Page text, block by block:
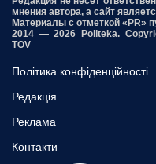
мнения автора, а сайт
Материалы с отметкой «PR»
2014 — 2026 Politeka.
TOV
Політика конфіденційності
Редакція
Реклама
Контакти